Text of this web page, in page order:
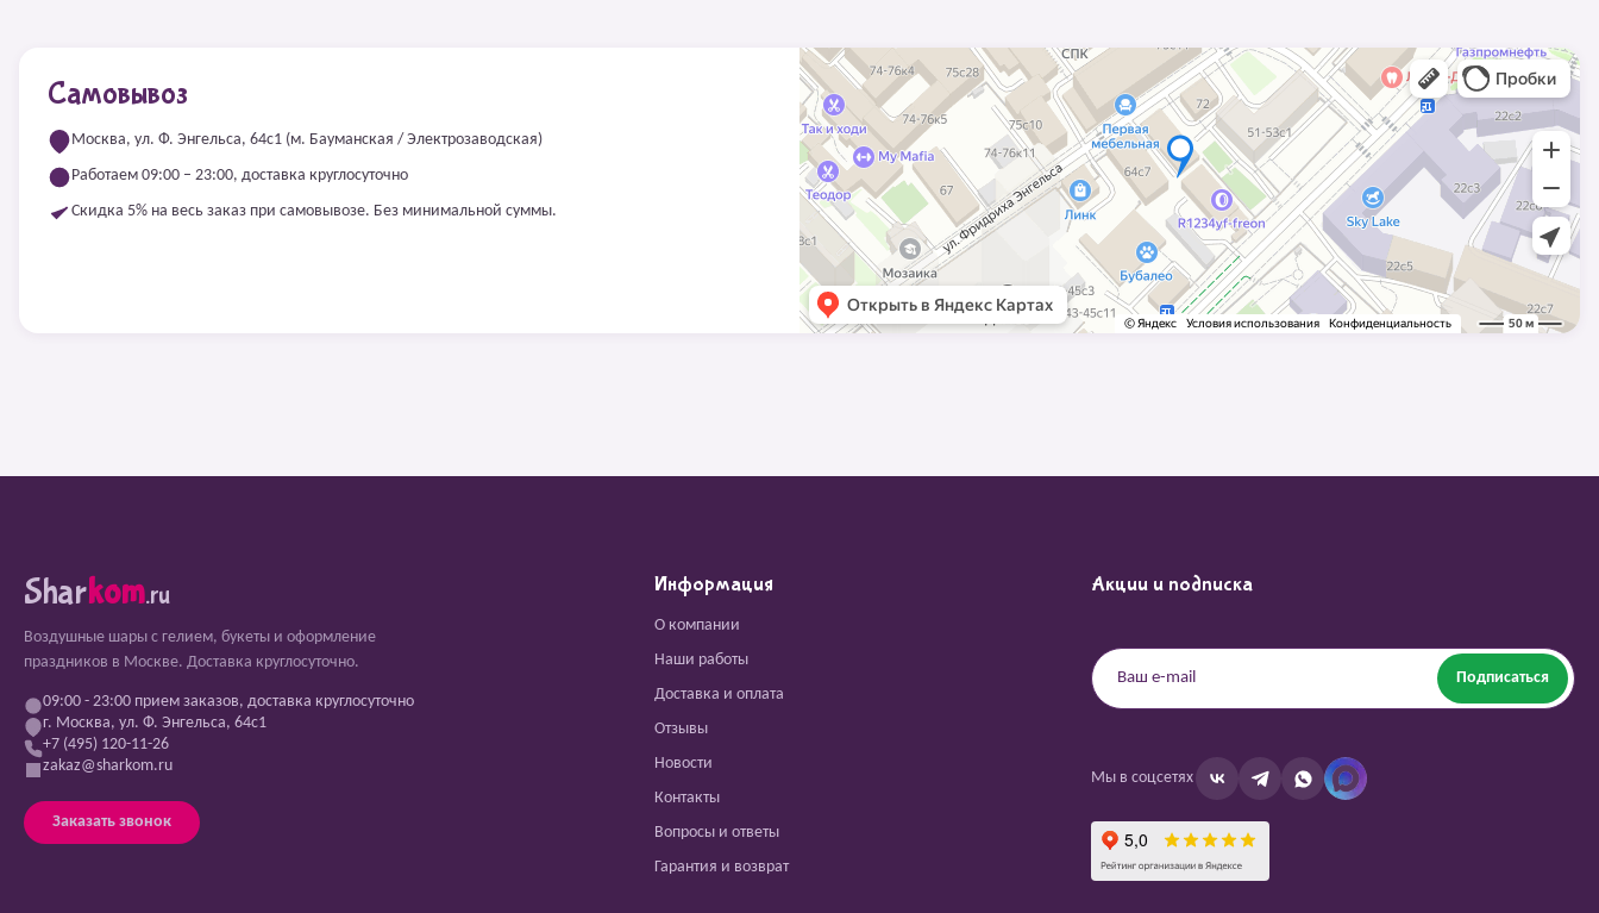
Самовывоз
Москва, ул. Ф. Энгельса, 64с1 (м. Бауманская / Электрозаводская)
Работаем 09:00 – 23:00, доставка круглосуточно
Скидка 5% на весь заказ при самовывозе. Без минимальной суммы.
Sharkom.ru
Воздушные шары с гелием, букеты и оформление
праздников в Москве. Доставка круглосуточно.
09:00 - 23:00 прием заказов, доставка круглосуточно
г. Москва, ул. Ф. Энгельса, 64с1
+7 (495) 120-11-26
zakaz@sharkom.ru
Заказать звонок
Информация
О компании
Наши работы
Доставка и оплата
Отзывы
Новости
Контакты
Вопросы и ответы
Гарантия и возврат
Акции и подписка
Подписаться
Мы в соцсетях